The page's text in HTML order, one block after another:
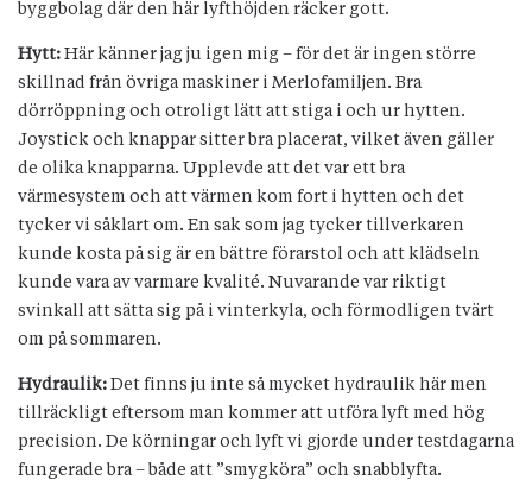
byggbolag där den här lyfthöjden räcker gott.
Hytt: Här känner jag ju igen mig – för det är ingen större
skillnad från övriga maskiner i Merlofamiljen. Bra
dörröppning och otroligt lätt att stiga i och ur hytten.
Joystick och knappar sitter bra placerat, vilket även gäller
de olika knapparna. Upplevde att det var ett bra
värmesystem och att värmen kom fort i hytten och det
tycker vi såklart om. En sak som jag tycker tillverkaren
kunde kosta på sig är en bättre förarstol och att klädseln
kunde vara av varmare kvalité. Nuvarande var riktigt
svinkall att sätta sig på i vinterkyla, och förmodligen tvärt
om på sommaren.
Hydraulik: Det finns ju inte så mycket hydraulik här men
tillräckligt eftersom man kommer att utföra lyft med hög
precision. De körningar och lyft vi gjorde under testdagarna
fungerade bra – både att ”smygköra” och snabblyfta.